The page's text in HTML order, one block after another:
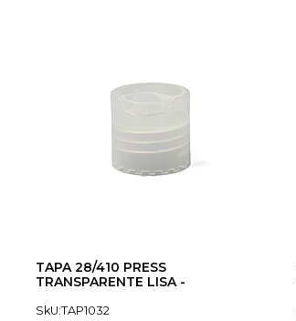
TAPA 28/410 PRESS
TRANSPARENTE LISA -
SkU:TAP1032